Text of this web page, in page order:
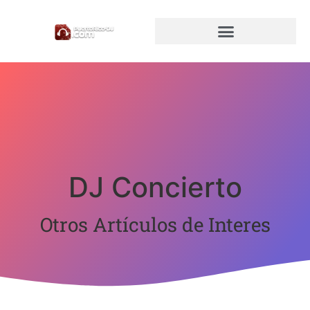
DJ Concierto
Otros Artículos de Interes